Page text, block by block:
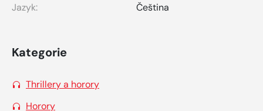
Jazyk:
Čeština
Kategorie
Thrillery a horory
Horory